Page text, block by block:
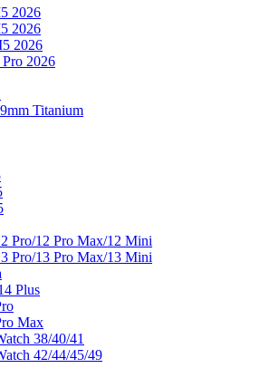
2026
2026
2026
2026
Titanium
Pro/12 Pro Max/12 Mini
Pro/13 Pro Max/13 Mini
Plus
Max
38/40/41
42/44/45/49